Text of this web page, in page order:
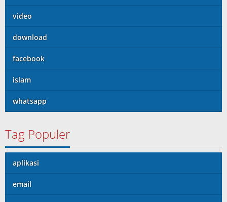
video
download
facebook
islam
whatsapp
Tag Populer
aplikasi
email